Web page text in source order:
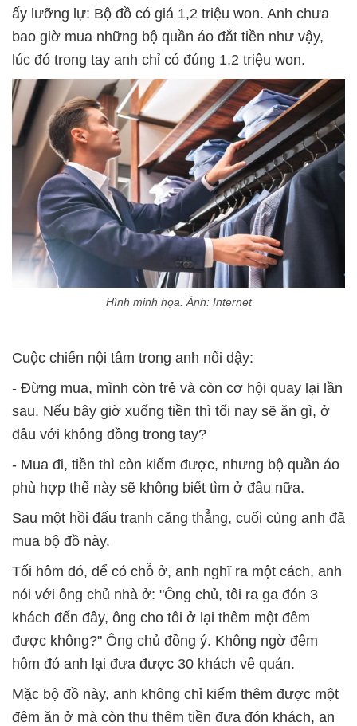
ấy lưỡng lự: Bộ đồ có giá 1,2 triệu won. Anh chưa
bao giờ mua những bộ quần áo đắt tiền như vậy,
lúc đó trong tay anh chỉ có đúng 1,2 triệu won.
Hình minh họa. Ảnh: Internet
Cuộc chiến nội tâm trong anh nổi dậy:
- Đừng mua, mình còn trẻ và còn cơ hội quay lại lần
sau. Nếu bây giờ xuống tiền thì tối nay sẽ ăn gì, ở
đâu với không đồng trong tay?
- Mua đi, tiền thì còn kiếm được, nhưng bộ quần áo
phù hợp thế này sẽ không biết tìm ở đâu nữa.
Sau một hồi đấu tranh căng thẳng, cuối cùng anh đã
mua bộ đồ này.
Tối hôm đó, để có chỗ ở, anh nghĩ ra một cách, anh
nói với ông chủ nhà ở: "Ông chủ, tôi ra ga đón 3
khách đến đây, ông cho tôi ở lại thêm một đêm
được không?" Ông chủ đồng ý. Không ngờ đêm
hôm đó anh lại đưa được 30 khách về quán.
Mặc bộ đồ này, anh không chỉ kiếm thêm được một
đêm ăn ở mà còn thu thêm tiền đưa đón khách, an